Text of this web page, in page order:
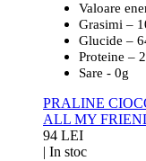
Valoare
Grasimi –
Glucide –
Proteine –
Sare - 0g
PRALINE
ALL MY
94 LEI
In stoc